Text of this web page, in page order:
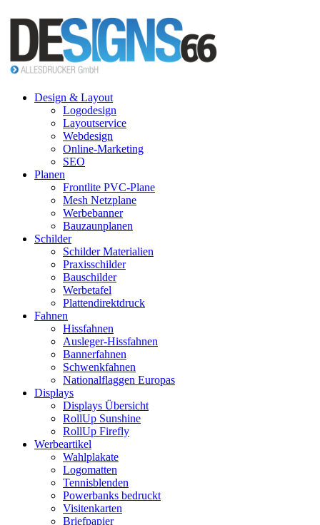
Design & Layout
Logodesign
Layoutservice
Webdesign
Online-Marketing
SEO
Planen
Frontlite PVC-Plane
Mesh Netzplane
Werbebanner
Bauzaunplanen
Schilder
Schilder Materialien
Praxisschilder
Bauschilder
Werbetafel
Plattendirektdruck
Fahnen
Hissfahnen
Ausleger-Hissfahnen
Bannerfahnen
Schwenkfahnen
Nationalflaggen Europas
Displays
Displays Übersicht
RollUp Sunshine
RollUp Firefly
Werbeartikel
Wahlplakate
Logomatten
Tennisblenden
Powerbanks bedruckt
Visitenkarten
Briefpapier